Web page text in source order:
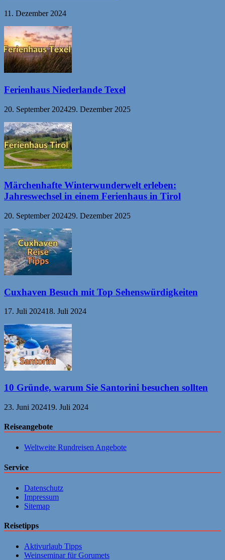
11. Dezember 2024
Ferienhaus Niederlande Texel
20. September 202429. Dezember 2025
Märchenhafte Winterwunderwelt erleben:
Jahreswechsel in einem Ferienhaus in Tirol
20. September 202429. Dezember 2025
Cuxhaven Besuch mit Top Sehenswürdigkeiten
17. Juli 202418. Juli 2024
10 Gründe, warum Sie Santorini besuchen sollten
23. Juni 202419. Juli 2024
Reiseangebote
Weltweite Rundreisen Angebote
Service
Datenschutz
Impressum
Sitemap
Reisetipps
Aktivurlaub Tipps
Weinseminar für Gorumets